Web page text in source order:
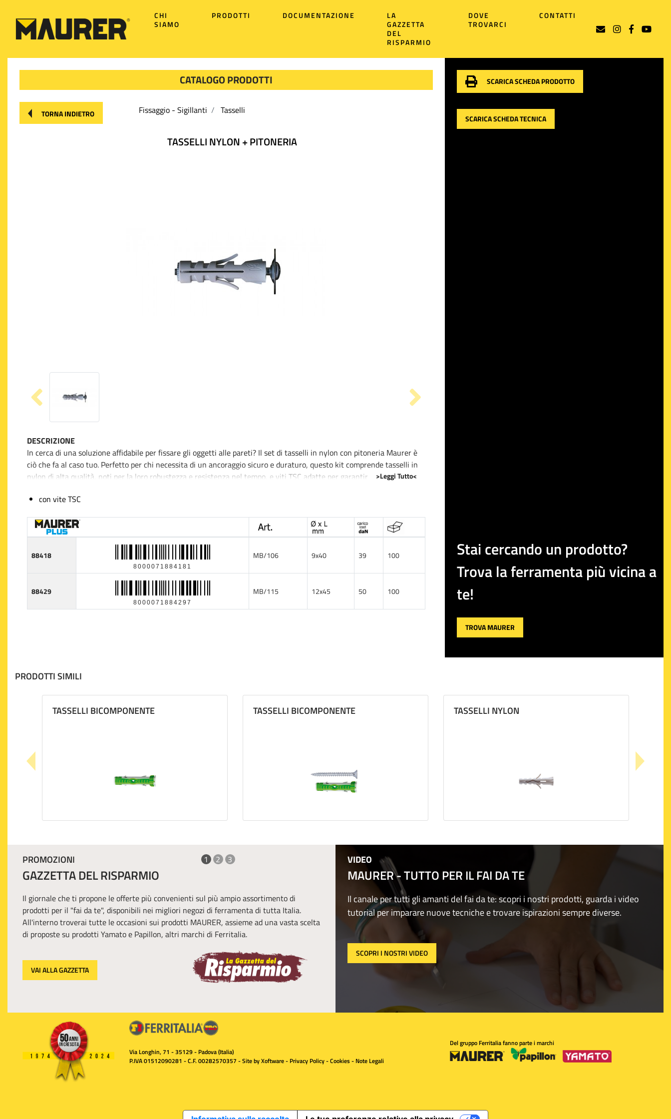
CHI
SIAMO
PRODOTTI DOCUMENTAZIONE
LA
GAZZETTA
DEL
RISPARMIO
DOVE
TROVARCI
CONTATTI
CATALOGO PRODOTTI
TORNA INDIETRO Fissaggio - Sigillanti Tasselli
TASSELLI NYLON + PITONERIA
DESCRIZIONE
In cerca di una soluzione affidabile per fissare gli oggetti alle pareti? Il set di tasselli in nylon con pitoneria Maurer è
ciò che fa al caso tuo. Perfetto per chi necessita di un ancoraggio sicuro e duraturo, questo kit comprende tasselli in
nylon di alta qualità, noti per la loro robustezza e resistenza nel tempo, e viti TSC adatte per garantire una tenuta
quelli in calcestruzzo, mattone o cartongesso, permettendo così un montaggio senza intoppi. Inoltre, la scelta del
nylon come materiale di fabbricazione assicura una buona elasticità e un'ottima resistenza alla trazione, elementi
fondamentali per sostenere carichi medi.
Il set è ideale per applicazioni sia in ambito domestico che professionale, potendo essere impiegato per fissare scaffali,
quadri, armadietti o altri complementi d'arredo, con la certezza che rimarranno saldamente al loro posto. La qualità
dei materiali utilizzati e l'efficacia della pitoneria fornita rendono questo kit un alleato prezioso per ogni progetto di
fai-da-te o manutenzione, eliminando la preoccupazione di possibili cedimenti o danni dovuti al peso degli oggetti
>Leggi Tutto<
con vite TSC
88418
8000071884181
MB/106 9x40 39 100
88429
8000071884297
MB/115 12x45 50 100
SCARICA SCHEDA PRODOTTO
SCARICA SCHEDA TECNICA
Stai cercando un prodotto?
Trova la ferramenta più vicina a
te!
TROVA MAURER
PRODOTTI SIMILI
TASSELLI BICOMPONENTE TASSELLI BICOMPONENTE TASSELLI NYLON
PROMOZIONI 1 2 3
GAZZETTA DEL RISPARMIO
Il giornale che ti propone le offerte più convenienti sul più ampio assortimento di
prodotti per il "fai da te", disponibili nei migliori negozi di ferramenta di tutta Italia.
All'interno troverai tutte le occasioni sui prodotti MAURER, assieme ad una vasta scelta
di proposte su prodotti Yamato e Papillon, altri marchi di Ferritalia.
VAI ALLA GAZZETTA
VIDEO
MAURER - TUTTO PER IL FAI DA TE
Il canale per tutti gli amanti del fai da te: scopri i nostri prodotti, guarda i video
tutorial per imparare nuove tecniche e trovare ispirazioni sempre diverse.
SCOPRI I NOSTRI VIDEO
Via Longhin, 71 - 35129 - Padova (Italia)
P.IVA 01512090281 - C.F. 00282570357 - Site byXoftware- Privacy Policy-Cookies- Note Legali
Del gruppo Ferritalia fanno parte i marchi